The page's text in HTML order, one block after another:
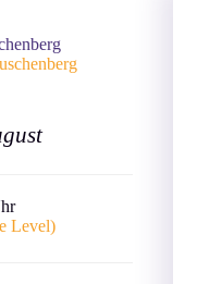
Level)